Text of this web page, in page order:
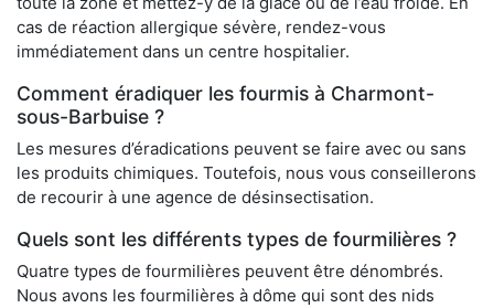
cas de réaction allergique sévère, rendez-vous
immédiatement dans un centre hospitalier.
Comment éradiquer les fourmis à Charmont-
sous-Barbuise ?
Les mesures d’éradications peuvent se faire avec ou sans
les produits chimiques. Toutefois, nous vous conseillerons
de recourir à une agence de désinsectisation.
Quels sont les différents types de fourmilières ?
Quatre types de fourmilières peuvent être dénombrés.
Nous avons les fourmilières à dôme qui sont des nids